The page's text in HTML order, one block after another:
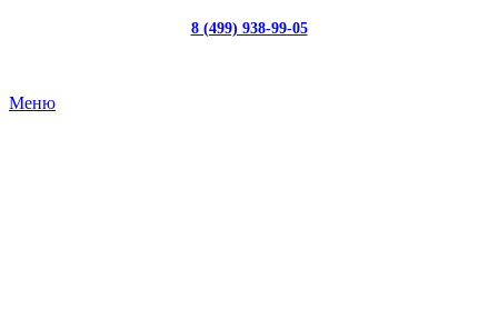
8 (499) 938-99-05
Меню